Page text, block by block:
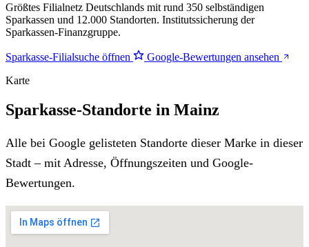
Größtes Filialnetz Deutschlands mit rund 350 selbständigen
Sparkassen und 12.000 Standorten. Institutssicherung der
Sparkassen-Finanzgruppe.
Sparkasse-Filialsuche öffnen
Google-Bewertungen ansehen
Karte
Sparkasse-Standorte in Mainz
Alle bei Google gelisteten Standorte dieser Marke in dieser
Stadt – mit Adresse, Öffnungszeiten und Google-
Bewertungen.